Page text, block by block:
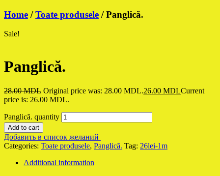
Home /Toate produsele / Panglică.
Sale!
Panglică.
28.00MDL Original price was: 28.00 MDL.26.00 MDLCurrent
price is: 26.00 MDL.
Panglică. quantity
Add to cart
Добавить в список желаний
Categories: Toate produsele, Panglică. Tag: 26lei-1m
Additional information